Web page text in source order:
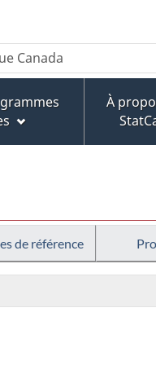
À
de référence